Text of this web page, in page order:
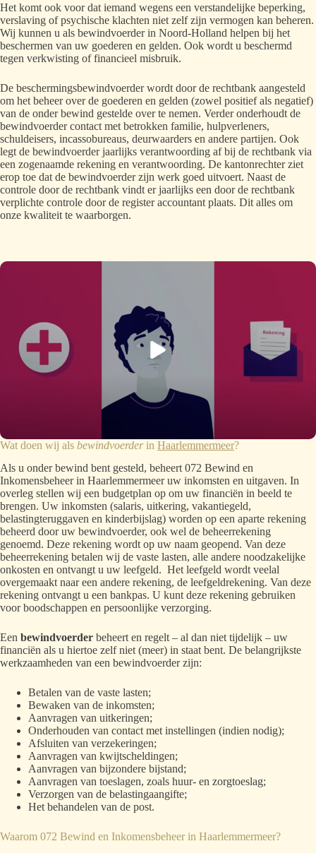
Het komt ook voor dat iemand wegens een verstandelijke beperking,
verslaving of psychische klachten niet zelf zijn vermogen kan beheren.
Wij kunnen u als bewindvoerder in Noord-Holland helpen bij het
beschermen van uw goederen en gelden. Ook wordt u beschermd
tegen verkwisting of financieel misbruik.
De beschermingsbewindvoerder wordt door de rechtbank aangesteld
om het beheer over de goederen en gelden (zowel positief als negatief)
van de onder bewind gestelde over te nemen. Verder onderhoudt de
bewindvoerder contact met betrokken familie, hulpverleners,
schuldeisers, incassobureaus, deurwaarders en andere partijen. Ook
legt de bewindvoerder jaarlijks verantwoording af bij de rechtbank via
een zogenaamde rekening en verantwoording. De kantonrechter ziet
erop toe dat de bewindvoerder zijn werk goed uitvoert. Naast de
controle door de rechtbank vindt er jaarlijks een door de rechtbank
verplichte controle door de register accountant plaats. Dit alles om
onze kwaliteit te waarborgen.
Wat doen wij als bewindvoerderin Haarlemmermeer?
Als u onder bewind bent gesteld, beheert 072 Bewind en
Inkomensbeheer in Haarlemmermeer uw inkomsten en uitgaven. In
overleg stellen wij een budgetplan op om uw financiën in beeld te
brengen. Uw inkomsten (salaris, uitkering, vakantiegeld,
belastingteruggaven en kinderbijslag) worden op een aparte rekening
beheerd door uw bewindvoerder, ook wel de beheerrekening
genoemd. Deze rekening wordt op uw naam geopend. Van deze
beheerrekening betalen wij de vaste lasten, alle andere noodzakelijke
onkosten en ontvangt u uw leefgeld. Het leefgeld wordt veelal
overgemaakt naar een andere rekening, de leefgeldrekening. Van deze
rekening ontvangt u een bankpas. U kunt deze rekening gebruiken
voor boodschappen en persoonlijke verzorging.
Een bewindvoerder beheert en regelt – al dan niet tijdelijk – uw
financiën als u hiertoe zelf niet (meer) in staat bent. De belangrijkste
werkzaamheden van een bewindvoerder zijn:
Betalen van de vaste lasten;
Bewaken van de inkomsten;
Aanvragen van uitkeringen;
Onderhouden van contact met instellingen (indien nodig);
Afsluiten van verzekeringen;
Aanvragen van kwijtscheldingen;
Aanvragen van bijzondere bijstand;
Aanvragen van toeslagen, zoals huur- en zorgtoeslag;
Verzorgen van de belastingaangifte;
Het behandelen van de post.
Waarom 072 Bewind en Inkomensbeheer in Haarlemmermeer?